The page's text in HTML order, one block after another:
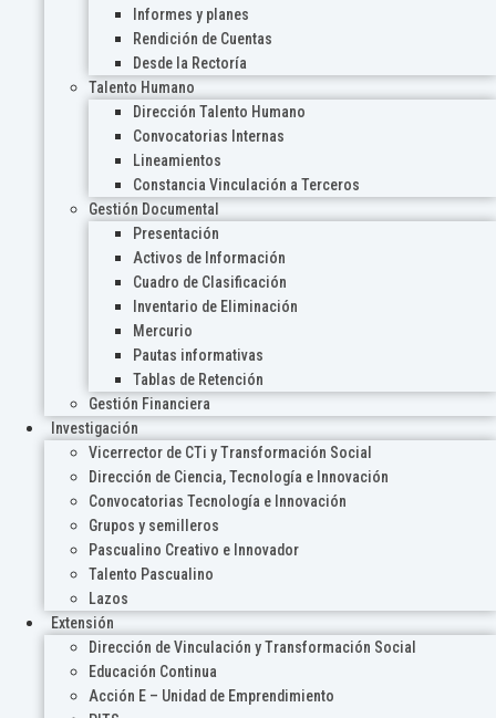
Informes y planes
Rendición de Cuentas
Desde la Rectoría
Talento Humano
Dirección Talento Humano
Convocatorias Internas
Lineamientos
Constancia Vinculación a Terceros
Gestión Documental
Presentación
Activos de Información
Cuadro de Clasificación
Inventario de Eliminación
Mercurio
Pautas informativas
Tablas de Retención
Gestión Financiera
Investigación
Vicerrector de CTi y Transformación Social
Dirección de Ciencia, Tecnología e Innovación
Convocatorias Tecnología e Innovación
Grupos y semilleros
Pascualino Creativo e Innovador
Talento Pascualino
Lazos
Extensión
Dirección de Vinculación y Transformación Social
Educación Continua
Acción E – Unidad de Emprendimiento